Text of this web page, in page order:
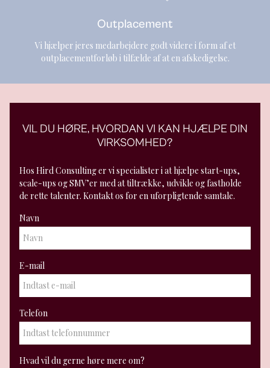
Outplacement
Vi hjælper jeres medarbejdere godt videre i form af et
outplacementforløb i tilfælde af at en afskedigelse.
VIL DU HØRE, HVORDAN VI KAN HJÆLPE DIN
VIRKSOMHED?
Hos Hird Consulting er vi specialister i at hjælpe start-ups,
scale-ups og SMV’er med at tiltrække, udvikle og fastholde
de rette talenter. Kontakt os for en uforpligtende samtale.
Navn
E-mail
Telefon
Hvad vil du gerne høre mere om?